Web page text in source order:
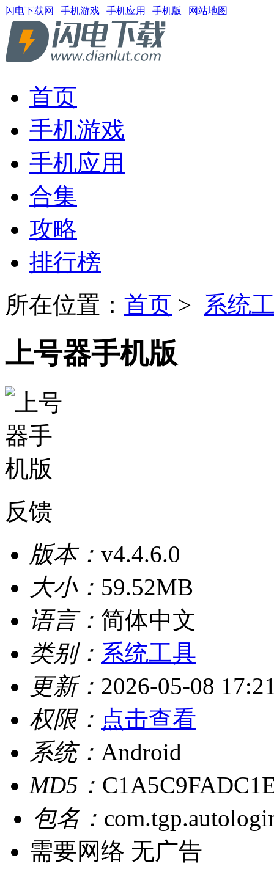
闪电下载网 | 手机游戏 | 手机应用 | 手机版 | 网站地图
首页
手机游戏
手机应用
合集
攻略
排行榜
所在位置： 首页 > 系统
上号器手机版
反馈
版本： v4.4.6.0
大小： 59.52MB
语言： 简体中文
类别： 系统工具
更新： 2026-05-08
权限： 点击查看
系统： Android
MD5：
包名：
需要网络 无广告